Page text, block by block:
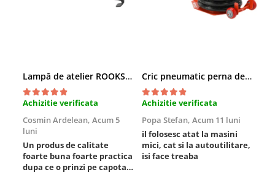
Jeep
Lancia
Land Rover
Mazda
Mercedes
Mini
Nissan
Lampă de atelier ROOKS B2 HYBRID pentru capotă, 2000 lumeni, 5000 mAh
Achizitie verificata
Cosmin Ardelean, Acum 5
luni
Un produs de calitate
foarte buna foarte practica
dupa ce o prinzi pe capota
Cric pneumatic perna de aer cu inaltator 6T
Achizitie verificata
Popa Stefan, Acum 11 luni
il folosesc atat la masini
mici, cat si la autoutilitare,
isi face treaba